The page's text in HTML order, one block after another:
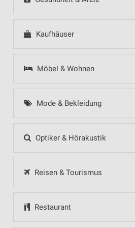
Kaufhäuser
Möbel & Wohnen
Mode & Bekleidung
Optiker & Hörakustik
Reisen & Tourismus
Restaurant